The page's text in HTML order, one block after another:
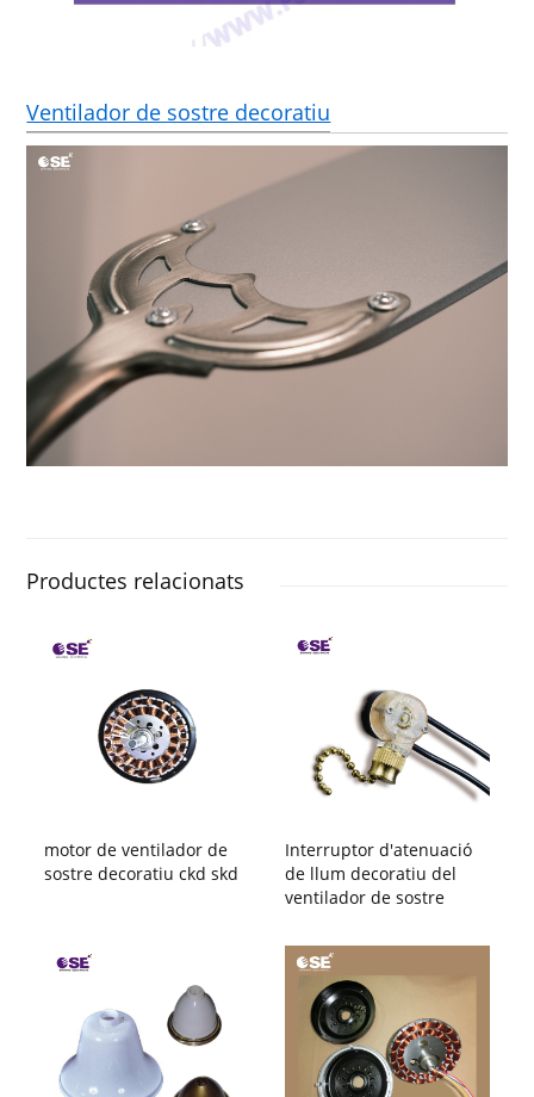
Ventilador de sostre decoratiu
Productes relacionats
motor de ventilador de
sostre decoratiu ckd skd
Interruptor d'atenuació
de llum decoratiu del
ventilador de sostre